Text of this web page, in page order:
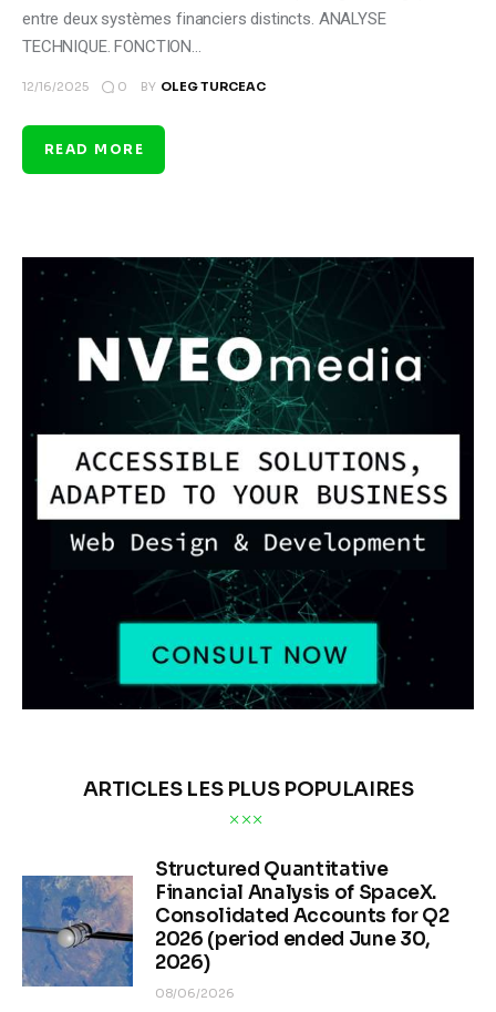
entre deux systèmes financiers distincts. ANALYSE
TECHNIQUE. FONCTION…
12/16/2025 0 BY OLEG TURCEAC
READ MORE
ARTICLES LES PLUS POPULAIRES
Structured Quantitative
Financial Analysis of SpaceX.
Consolidated Accounts for Q2
2026 (period ended June 30,
2026)
08/06/2026